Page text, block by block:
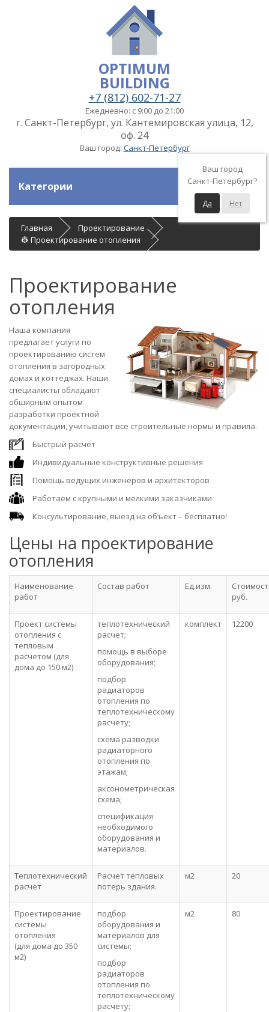
OPTIMUM
BUILDING
+7 (812) 602-71-27
Ежедневно: с 9:00 до 21:00
г. Санкт-Петербург, ул. Кантемировская улица, 12,
оф. 24
Ваш город: Санкт-Петербург
Ваш город
Санкт-Петербург?
Да Нет
Категории
Главная
Проектирование
👷 Проектирование отопления
Проектирование
отопления
Наша компания
предлагает услуги по
проектированию систем
отопления в загородных
домах и коттеджах. Наши
специалисты обладают
обширным опытом
разработки проектной
документации, учитывают все строительные нормы и правила.
Быстрый расчет
Индивидуальные конструктивные решения
Помощь ведущих инженеров и архитекторов
Работаем с крупными и мелкими заказчиками
Консультирование, выезд на объект – бесплатно!
Цены на проектирование
отопления
Наименование
работ
Состав работ Ед.изм.
руб.
Проект системы
отопления с
тепловым
расчетом (для
дома до 150 м2)
теплотехнический
расчет;
помощь в выборе
оборудования;
подбор
радиаторов
отопления по
теплотехническому
расчету;
схема разводки
радиаторного
отопления по
этажам;
аксонометрическая
схема;
спецификация
необходимого
оборудования и
материалов.
комплект 12200
Теплотехнический
расчет
Расчет тепловых
потерь здания.
м2 20
Проектирование
системы
отопления
(для дома до 350
м2)
подбор
оборудования и
материалов для
системы;
подбор
радиаторов
отопления по
теплотехническому
расчету;
м2 80